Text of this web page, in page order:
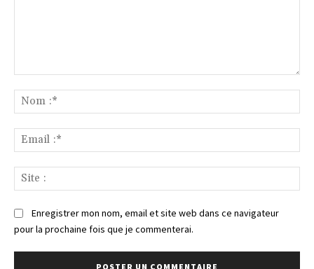
:*
:*
:
Enregistrer mon nom, email et site web dans ce navigateur
pour la prochaine fois que je commenterai.